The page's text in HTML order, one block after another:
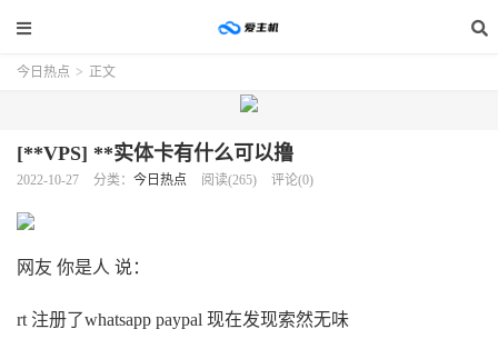
今日热点 > 正文
[**VPS] **实体卡有什么可以撸
2022-10-27 分类： 今日热点 阅读(265) 评论(0)
网友 你是人 说：
rt 注册了whatsapp paypal 现在发现索然无味